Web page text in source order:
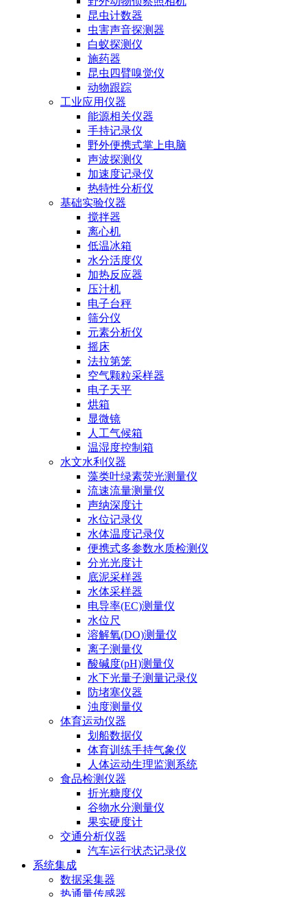
昆虫计数器
虫害声音探测器
白蚁探测仪
施药器
昆虫四臂嗅觉仪
动物跟踪
工业应用仪器
能源相关仪器
手持记录仪
野外便携式掌上电脑
声波探测仪
加速度记录仪
热特性分析仪
基础实验仪器
搅拌器
离心机
低温冰箱
水分活度仪
加热反应器
压汁机
电子台秤
筛分仪
元素分析仪
摇床
法拉第笼
空气颗粒采样器
电子天平
烘箱
显微镜
人工气候箱
温湿度控制箱
水文水利仪器
藻类叶绿素荧光测量仪
流速流量测量仪
声纳深度计
水位记录仪
水体温度记录仪
便携式多参数水质检测仪
分光光度计
底泥采样器
水体采样器
电导率(EC)测量仪
水位尺
溶解氧(DO)测量仪
离子测量仪
酸碱度(pH)测量仪
水下光量子测量记录仪
防堵塞仪器
浊度测量仪
体育运动仪器
划船数据仪
体育训练手持气象仪
人体运动生理监测系统
食品检测仪器
折光糖度仪
谷物水分测量仪
果实硬度计
交通分析仪器
汽车运行状态记录仪
系统集成
数据采集器
热通量传感器